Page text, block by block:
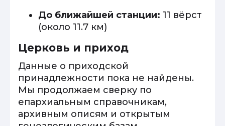
До ближайшей станции: 11 вёрст
(около 11.7 км)
Церковь и приход
Данные о приходской
принадлежности пока не найдены.
Мы продолжаем сверку по
епархиальным справочникам,
архивным описям и открытым